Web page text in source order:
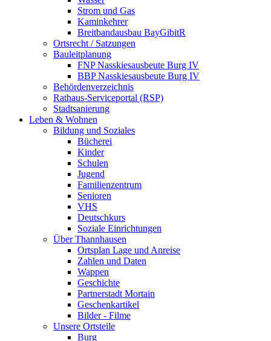
Strom und Gas
Kaminkehrer
Breitbandausbau BayGibitR
Ortsrecht / Satzungen
Bauleitplanung
FNP Nasskiesausbeute Burg IV
BBP Nasskiesausbeute Burg IV
Behördenverzeichnis
Rathaus-Serviceportal (RSP)
Stadtsanierung
Leben & Wohnen
Bildung und Soziales
Bücherei
Kinder
Schulen
Jugend
Familienzentrum
Senioren
VHS
Deutschkurs
Soziale Einrichtungen
Über Thannhausen
Ortsplan Lage und Anreise
Zahlen und Daten
Wappen
Geschichte
Partnerstadt Mortain
Geschenkartikel
Bilder - Filme
Unsere Ortsteile
Burg